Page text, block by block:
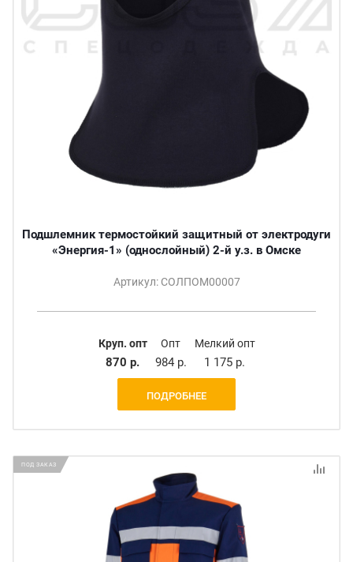
Подшлемник термостойкий защитный от электродуги
«Энергия-1» (однослойный) 2-й у.з. в Омске
Артикул: СОЛПОМ00007
Круп. опт
870 р.
Опт
984 р.
Мелкий опт
1 175 р.
ПОДРОБНЕЕ
ПОД ЗАКАЗ